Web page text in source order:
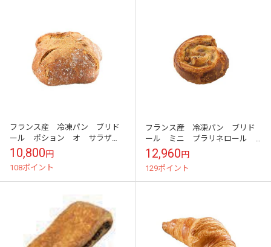
フランス産 冷凍パン ブリド
ール ポション オ サラザ
ン 450ｇ×16個 約625円/1個
10,800円
108ポイント
フランス産 冷凍パン ブリド
ール ミニ プラリネロール
ルノートル 40ｇ×120個
12,960円
129ポイント